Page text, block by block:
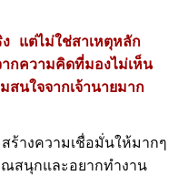
ง แต่ไม่ใช่สาเหตุหลัก
กความคิดที่มองไม่เห็น
นใจจากเจ้านายมาก
ร้างความเชื่อมั่นให้มากๆ
สนุกและอยากทำงาน